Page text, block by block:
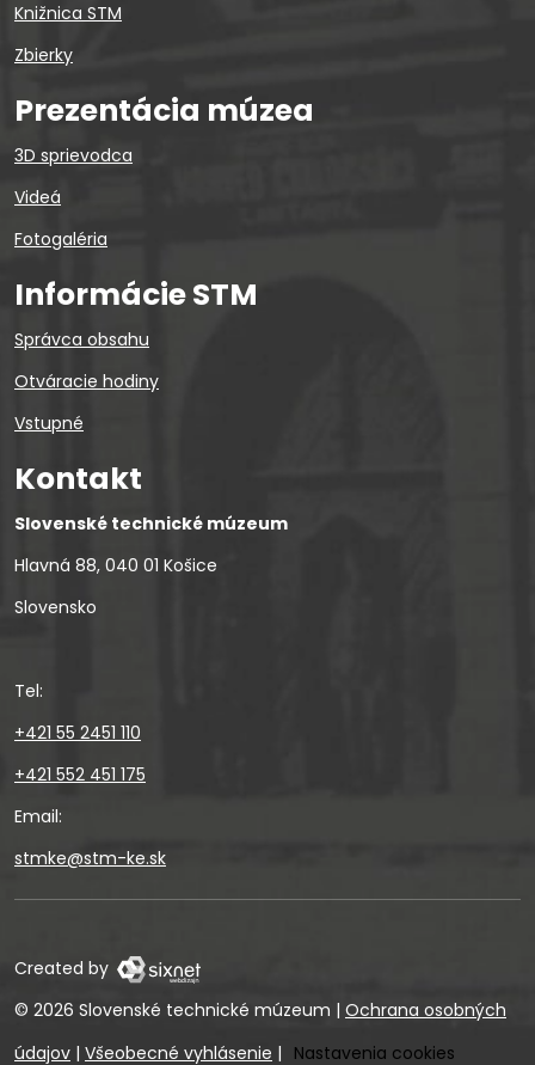
Knižnica STM
Zbierky
Prezentácia múzea
3D sprievodca
Videá
Fotogaléria
Informácie STM
Správca obsahu
Otváracie hodiny
Vstupné
Kontakt
Slovenské technické múzeum
Hlavná 88, 040 01 Košice
Slovensko
Tel:
+421 55 2451 110
+421 552 451 175
Email:
stmke@stm-ke.sk
Created by
© 2026 Slovenské technické múzeum | Ochrana osobných
údajov | Všeobecné vyhlásenie | Nastavenia cookies